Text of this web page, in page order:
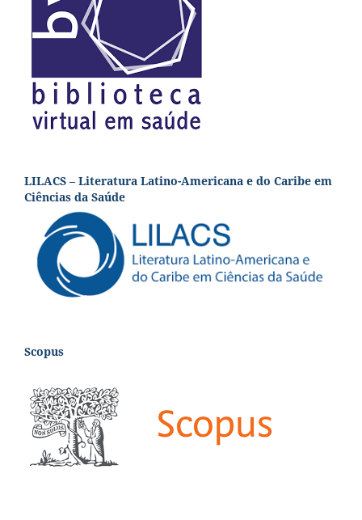
LILACS – Literatura Latino-Americana e do Caribe em
Ciências da Saúde
Scopus